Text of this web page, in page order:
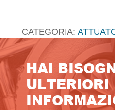
CATEGORIA:
HAI
ULTERIORI